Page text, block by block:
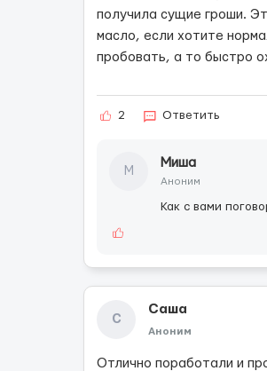
получила сущие гроши.
масло, если хотите
пробовать, а то быстро
2 Ответить
М
Миша
Аноним
Как с вами
С
Саша
Аноним
Отлично поработали и